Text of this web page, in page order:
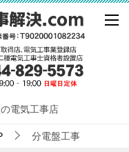
電気工事店
分電盤工事